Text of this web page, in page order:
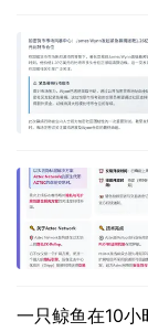
一只鲸鱼在10小